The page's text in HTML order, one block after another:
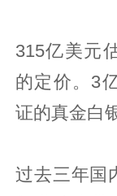
315亿美元
的定价。3
证的真金白
过去三年国